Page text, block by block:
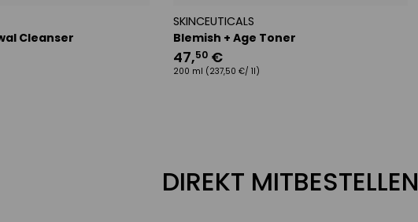
Cleanser
SKINCEUTICALS
Blemish + Age Toner
47,50 €
200 ml (237,50 €/ 1l)
DIREKT MITBESTELLEN